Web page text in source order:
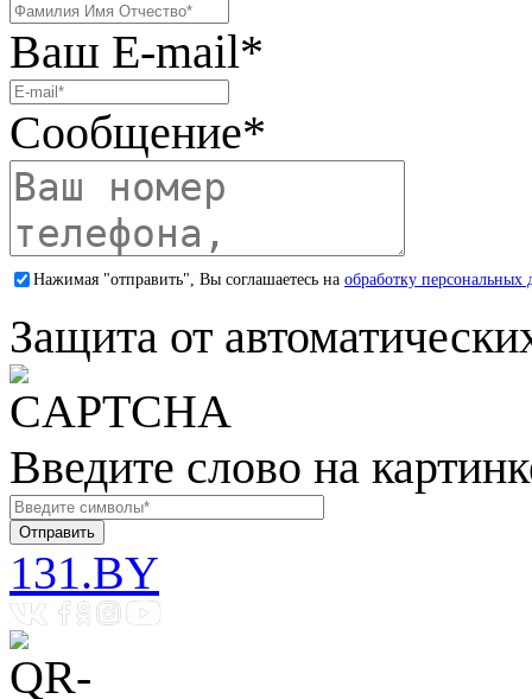
Ваш E-mail*
Сообщение*
Нажимая "отправить", Вы соглашаетесь на обработку персональных
Защита от
Введите слово на
131.BY